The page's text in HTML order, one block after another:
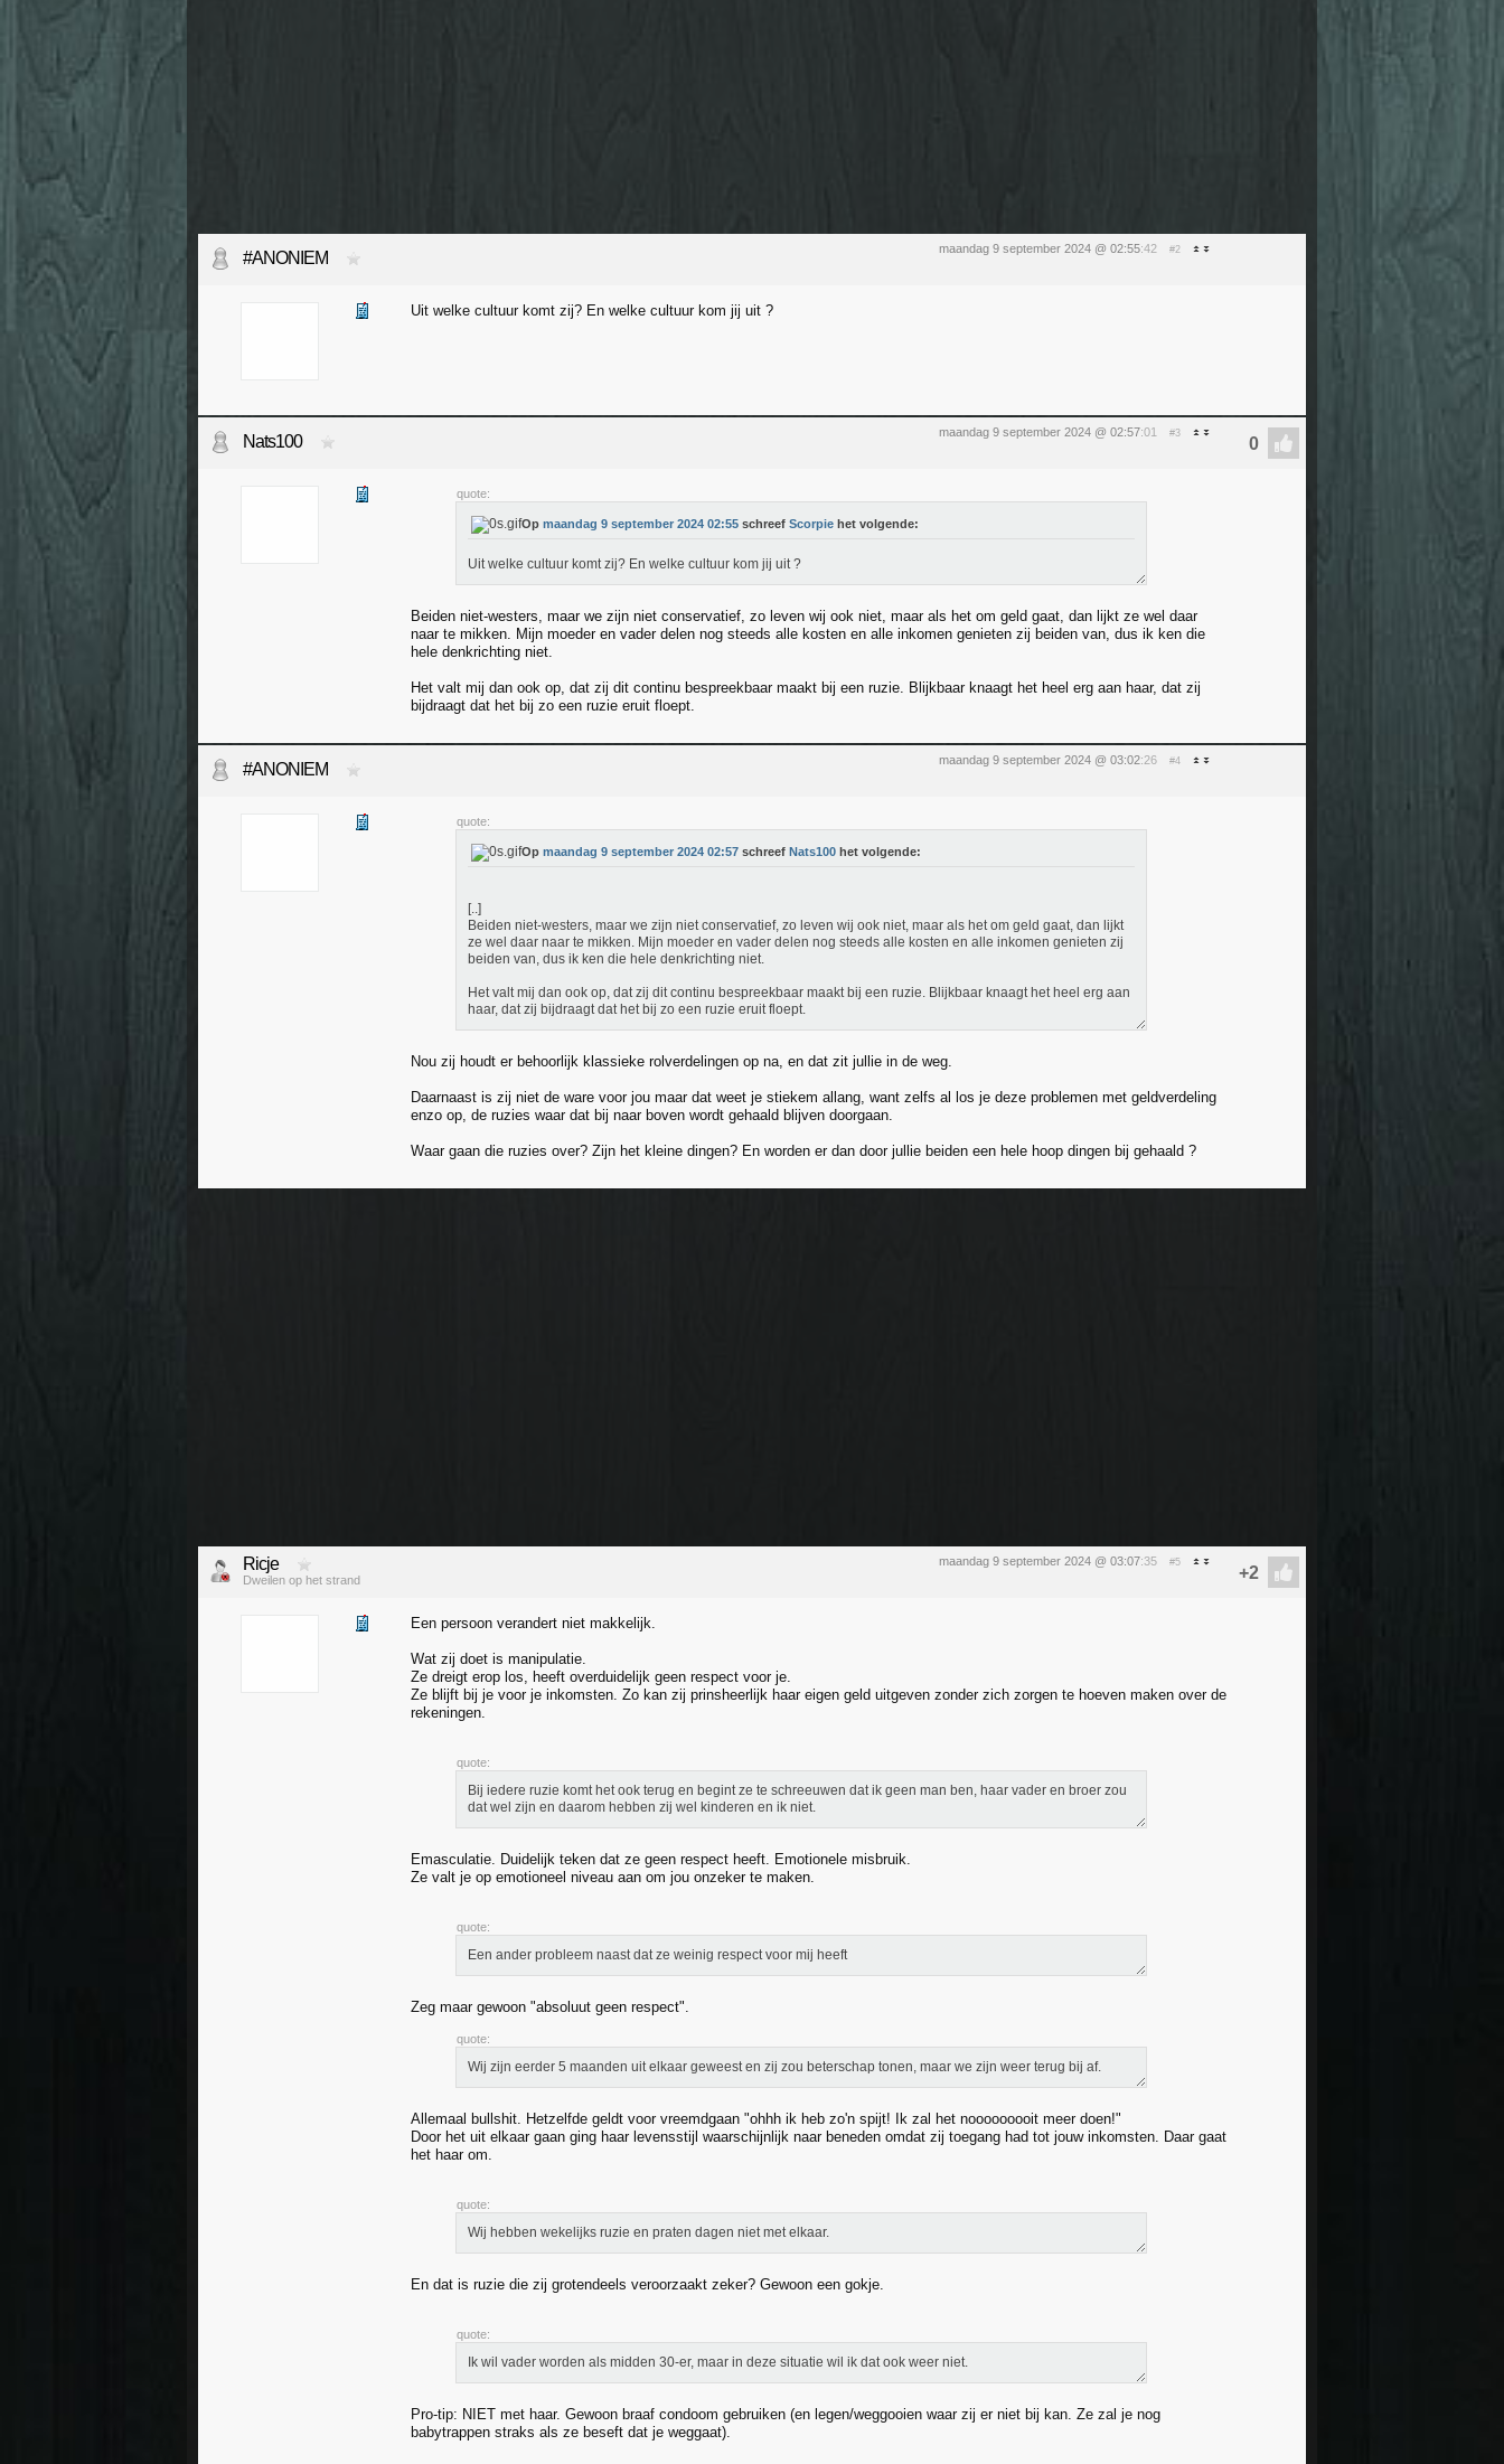
maandag 9 september 2024 @ 02:55:42 #2
#ANONIEM
Uit welke cultuur komt zij? En welke cultuur kom jij uit ?
maandag 9 september 2024 @ 02:57:01 #3
Nats100
quote:
Op maandag 9 september 2024 02:55 schreef Scorpie het volgende:
Uit welke cultuur komt zij? En welke cultuur kom jij uit ?
Beiden niet-westers, maar we zijn niet conservatief, zo leven wij ook niet, maar als het om geld gaat, dan lijkt ze wel daar
naar te mikken. Mijn moeder en vader delen nog steeds alle kosten en alle inkomen genieten zij beiden van, dus ik ken die
hele denkrichting niet.
Het valt mij dan ook op, dat zij dit continu bespreekbaar maakt bij een ruzie. Blijkbaar knaagt het heel erg aan haar, dat zij
bijdraagt dat het bij zo een ruzie eruit floept.
maandag 9 september 2024 @ 03:02:26 #4
#ANONIEM
quote:
Op maandag 9 september 2024 02:57 schreef Nats100 het volgende:
[..]
Beiden niet-westers, maar we zijn niet conservatief, zo leven wij ook niet, maar als het om geld gaat, dan lijkt
ze wel daar naar te mikken. Mijn moeder en vader delen nog steeds alle kosten en alle inkomen genieten zij
beiden van, dus ik ken die hele denkrichting niet.
Het valt mij dan ook op, dat zij dit continu bespreekbaar maakt bij een ruzie. Blijkbaar knaagt het heel erg aan
haar, dat zij bijdraagt dat het bij zo een ruzie eruit floept.
Nou zij houdt er behoorlijk klassieke rolverdelingen op na, en dat zit jullie in de weg.
Daarnaast is zij niet de ware voor jou maar dat weet je stiekem allang, want zelfs al los je deze problemen met geldverdeling
enzo op, de ruzies waar dat bij naar boven wordt gehaald blijven doorgaan.
Waar gaan die ruzies over? Zijn het kleine dingen? En worden er dan door jullie beiden een hele hoop dingen bij gehaald ?
maandag 9 september 2024 @ 03:07:35 #5
Ricje
Dweilen op het strand
Een persoon verandert niet makkelijk.
Wat zij doet is manipulatie.
Ze dreigt erop los, heeft overduidelijk geen respect voor je.
Ze blijft bij je voor je inkomsten. Zo kan zij prinsheerlijk haar eigen geld uitgeven zonder zich zorgen te hoeven maken over de
rekeningen.
quote:
Bij iedere ruzie komt het ook terug en begint ze te schreeuwen dat ik geen man ben, haar vader en broer zou
dat wel zijn en daarom hebben zij wel kinderen en ik niet.
Emasculatie. Duidelijk teken dat ze geen respect heeft. Emotionele misbruik.
Ze valt je op emotioneel niveau aan om jou onzeker te maken.
quote:
Een ander probleem naast dat ze weinig respect voor mij heeft
Zeg maar gewoon "absoluut geen respect".
quote:
Wij zijn eerder 5 maanden uit elkaar geweest en zij zou beterschap tonen, maar we zijn weer terug bij af.
Allemaal bullshit. Hetzelfde geldt voor vreemdgaan "ohhh ik heb zo'n spijt! Ik zal het nooooooooit meer doen!"
Door het uit elkaar gaan ging haar levensstijl waarschijnlijk naar beneden omdat zij toegang had tot jouw inkomsten. Daar gaat
het haar om.
quote:
Wij hebben wekelijks ruzie en praten dagen niet met elkaar.
En dat is ruzie die zij grotendeels veroorzaakt zeker? Gewoon een gokje.
quote:
Ik wil vader worden als midden 30-er, maar in deze situatie wil ik dat ook weer niet.
Pro-tip: NIET met haar. Gewoon braaf condoom gebruiken (en legen/weggooien waar zij er niet bij kan. Ze zal je nog
babytrappen straks als ze beseft dat je weggaat).